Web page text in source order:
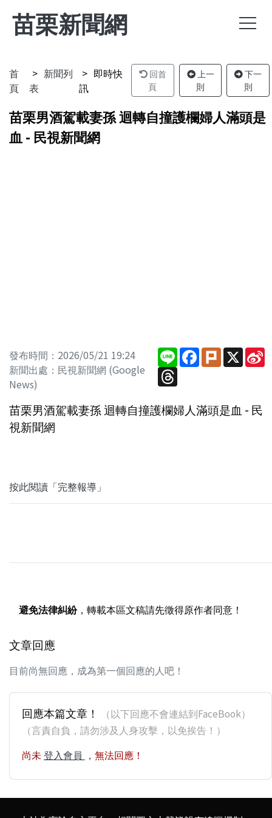
苗栗新聞網
首
頁
新聞列
表
即時快
訊
回首
頁
上一
則
下一
則
苗栗男酒駕載妻孫 迴轉自撞護欄婦人滿頭是
血 - 民視新聞網
發布時間：2026/05/21 19:24
新聞出處：民視新聞網 (Google
News)
LineFacebook
PlurkX
Threads
苗栗男酒駕載妻孫 迴轉自撞護欄婦人滿頭是血 - 民
視新聞網
按此閱讀「完整報導」
避免法律糾紛，轉載本區文稿請先徵得原作者同意！
文章回應
目前尚無回應，成為第一個回應的人吧！
回應本篇文章！
（以下回應不會連結到FaceBook）
（言責自負，請勿涉及人身攻擊，以免挨告！）
尚未 登入會員 ，無法回應！